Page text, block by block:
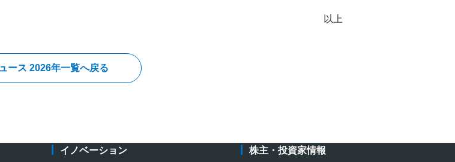
以上
ース 2026年一覧へ戻る
イノベーション 株主・投資家情報